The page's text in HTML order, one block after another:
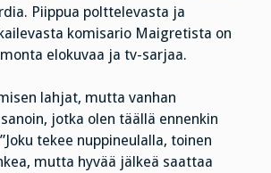
Piippua polttelevasta ja
komisario Maigretista on
elokuvaa ja tv-sarjaa.
lahjat, mutta vanhan
jotka olen täällä ennenkin
tekee nuppineulalla, toinen
mutta hyvää jälkeä saattaa